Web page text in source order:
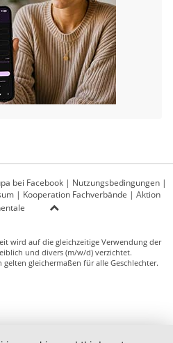
bei Facebook | Nutzungsbedingungen |
| Kooperation Fachverbände | Aktion
wird auf die gleichzeitige Verwendung der
und divers (m/w/d) verzichtet.
gleichermaßen für alle Geschlechter.